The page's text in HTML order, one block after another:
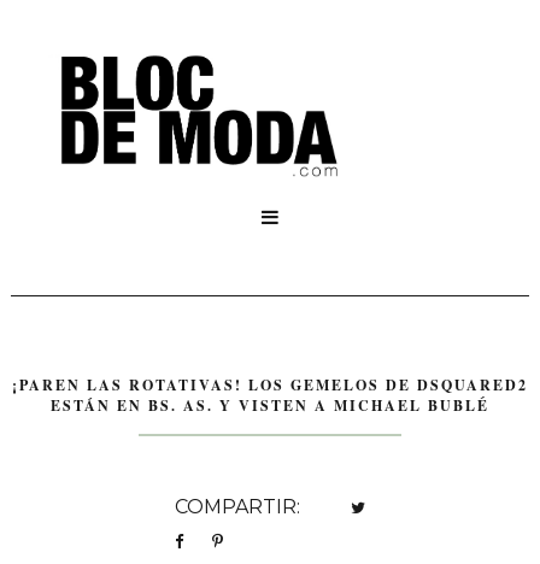

¡PAREN LAS ROTATIVAS! LOS GEMELOS DE DSQUARED2
ESTÁN EN BS. AS. Y VISTEN A MICHAEL BUBLÉ
COMPARTIR: